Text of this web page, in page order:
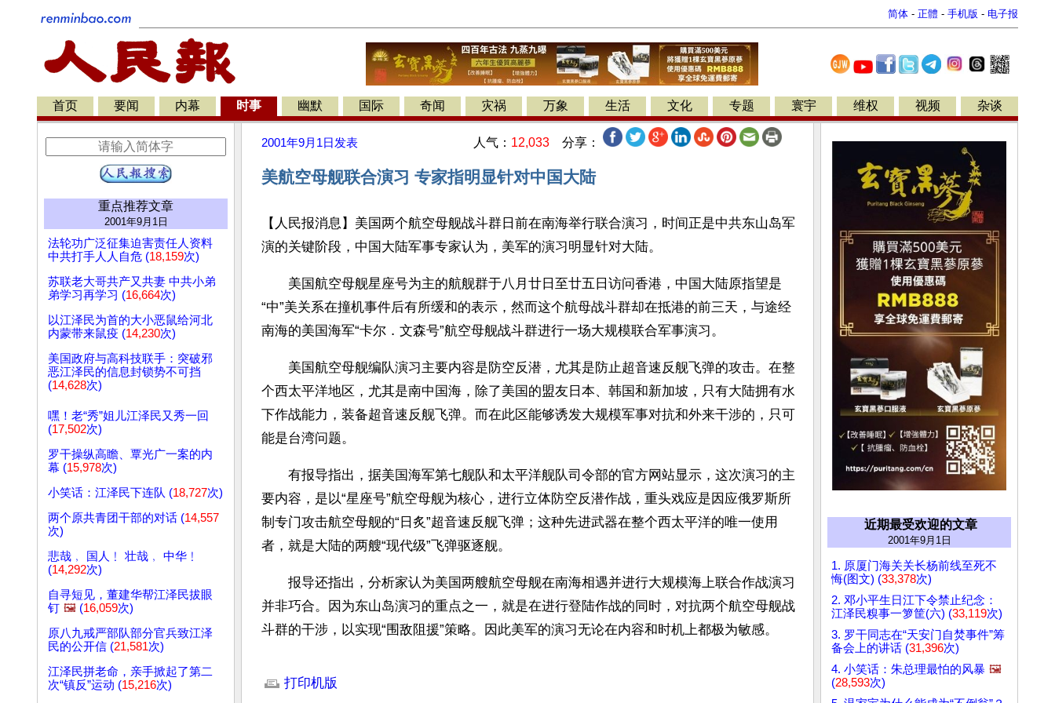
简体 - 正體 - 手机版 - 电子报
首页 要闻 内幕 时事 幽默 国际 奇闻 灾祸 万象 生活 文化 专题 寰宇 维权 视频 杂谈
重点推荐文章
2001年9月1日
法轮功广泛征集迫害责任人资料
中共打手人人自危 (18,159次)
苏联老大哥共产又共妻 中共小弟
弟学习再学习 (16,664次)
以江泽民为首的大小恶鼠给河北
内蒙带来鼠疫 (14,230次)
美国政府与高科技联手：突破邪
恶江泽民的信息封锁势不可挡
(14,628次)
嘿！老“秀”姐儿江泽民又秀一回
(17,502次)
罗干操纵高瞻、覃光广一案的内
幕 (15,978次)
小笑话：江泽民下连队 (18,727次)
两个原共青团干部的对话 (14,557
次)
悲哉﹐ 国人﹗ 壮哉﹐ 中华﹗
(14,292次)
自寻短见，董建华帮江泽民拔眼
钉 🖼️ (16,059次)
原八九戒严部队部分官兵致江泽
民的公开信 (21,581次)
江泽民拼老命，亲手掀起了第二
次“镇反”运动 (15,216次)
2001年9月1日 发表 人气： 12,033 分享：
美航空母舰联合演习 专家指明显针对中国大陆
【人民报消息】美国两个航空母舰战斗群日前在南海举行联合演习，时间正是中共东山岛军
演的关键阶段，中国大陆军事专家认为，美军的演习明显针对大陆。
美国航空母舰星座号为主的航舰群于八月廿日至廿五日访问香港，中国大陆原指望是
“中”美关系在撞机事件后有所缓和的表示，然而这个航母战斗群却在抵港的前三天，与途经
南海的美国海军“卡尔．文森号”航空母舰战斗群进行一场大规模联合军事演习。
美国航空母舰编队演习主要内容是防空反潜，尤其是防止超音速反舰飞弹的攻击。在整
个西太平洋地区，尤其是南中国海，除了美国的盟友日本、韩国和新加坡，只有大陆拥有水
下作战能力，装备超音速反舰飞弹。而在此区能够诱发大规模军事对抗和外来干涉的，只可
能是台湾问题。
有报导指出，据美国海军第七舰队和太平洋舰队司令部的官方网站显示，这次演习的主
要内容，是以“星座号”航空母舰为核心，进行立体防空反潜作战，重头戏应是因应俄罗斯所
制专门攻击航空母舰的“日炙”超音速反舰飞弹；这种先进武器在整个西太平洋的唯一使用
者，就是大陆的两艘“现代级”飞弹驱逐舰。
报导还指出，分析家认为美国两艘航空母舰在南海相遇并进行大规模海上联合作战演习
并非巧合。因为东山岛演习的重点之一，就是在进行登陆作战的同时，对抗两个航空母舰战
斗群的干涉，以实现“围敌阻援”策略。因此美军的演习无论在内容和时机上都极为敏感。
打印机版
近期最受欢迎的文章
2001年9月1日
1. 原厦门海关关长杨前线至死不
悔(图文) (33,378次)
2. 邓小平生日江下令禁止纪念：
江泽民糗事一箩筐(六) (33,119次)
3. 罗干同志在“天安门自焚事件”筹
备会上的讲话 (31,396次)
4. 小笑话：朱总理最怕的风暴 🖼️
(28,593次)